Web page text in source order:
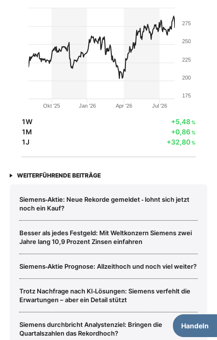
Handeln
Okt '25 Jan '26 Apr '26 Jul '26
175
200
225
250
275
1W +5,48%
1M +0,86%
1J +32,80%
WEITERFÜHRENDE BEITRÄGE
Siemens‑Aktie: Neue Rekorde gemeldet ‑ lohnt sich jetzt
noch ein Kauf?
Besser als jedes Festgeld: Mit Weltkonzern Siemens zwei
Jahre lang 10,9 Prozent Zinsen einfahren
Siemens‑Aktie Prognose: Allzeithoch und noch viel weiter?
Trotz Nachfrage nach KI‑Lösungen: Siemens verfehlt die
Erwartungen – aber ein Detail stützt
Siemens durchbricht Analystenziel: Bringen die
Quartalszahlen das Rekordhoch?